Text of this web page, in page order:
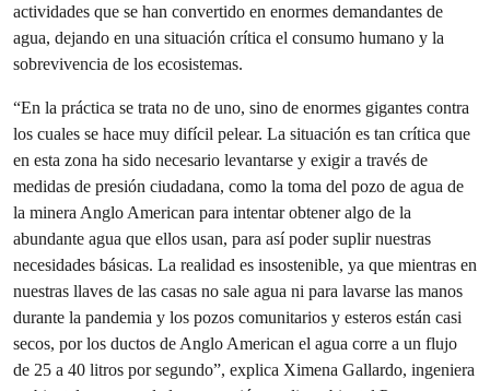
actividades que se han convertido en enormes demandantes de
agua, dejando en una situación crítica el consumo humano y la
sobrevivencia de los ecosistemas.
“En la práctica se trata no de uno, sino de enormes gigantes contra
los cuales se hace muy difícil pelear. La situación es tan crítica que
en esta zona ha sido necesario levantarse y exigir a través de
medidas de presión ciudadana, como la toma del pozo de agua de
la minera Anglo American para intentar obtener algo de la
abundante agua que ellos usan, para así poder suplir nuestras
necesidades básicas. La realidad es insostenible, ya que mientras en
nuestras llaves de las casas no sale agua ni para lavarse las manos
durante la pandemia y los pozos comunitarios y esteros están casi
secos, por los ductos de Anglo American el agua corre a un flujo
de 25 a 40 litros por segundo”, explica Ximena Gallardo, ingeniera